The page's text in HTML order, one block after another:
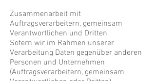
Zusammenarbeit mit
Auftragsverarbeitern, gemeinsam
Verantwortlichen und Dritten
Sofern wir im Rahmen unserer
Verarbeitung Daten gegenüber anderen
Personen und Unternehmen
(Auftragsverarbeitern, gemeinsam